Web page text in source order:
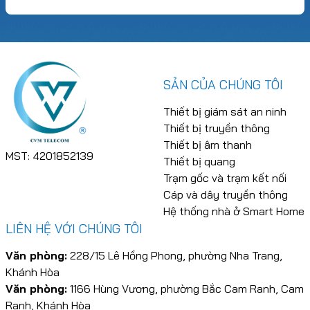
MST: 4201852139
SẢN CỦA CHÚNG TÔI
Thiết bị giám sát an ninh
Thiết bị truyền thông
Thiết bị âm thanh
Thiết bị quang
Trạm gốc và trạm kết nối
Cáp và dây truyền thông
Hệ thống nhà ở Smart Home
LIÊN HỆ VỚI CHÚNG TÔI
Văn phòng: 228/15 Lê Hồng Phong, phường Nha Trang,
Khánh Hòa
Văn phòng: 1166 Hùng Vương, phường Bắc Cam Ranh, Cam
Ranh, Khánh Hòa